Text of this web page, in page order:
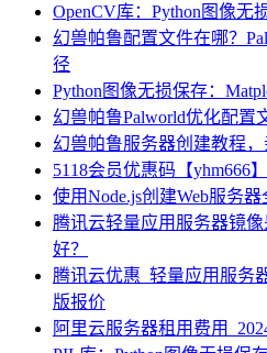
OpenCV库：Python图像无
幻兽帕鲁配置文件在哪？
径
Python图像无损保存：
幻兽帕鲁Palworld优化配置
幻兽帕鲁服务器创建教程
5118会员优惠码【yhm666
使用Node.js创建Web服务器
腾讯云轻量应用服务器镜
好？
腾讯云优惠_轻量应用服务
版报价
阿里云服务器租用费用